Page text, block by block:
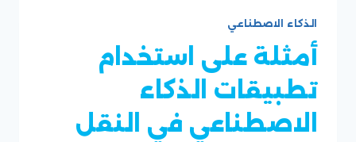
عمله
وعيوب
استخدامه
الذكاء الاصطناعي
أمثلة على استخدام
تطبيقات الذكاء
الاصطناعي في النقل